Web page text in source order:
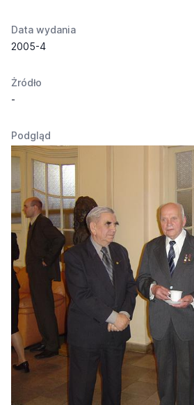
Data wydania
2005-4
Żródło
-
Podgląd